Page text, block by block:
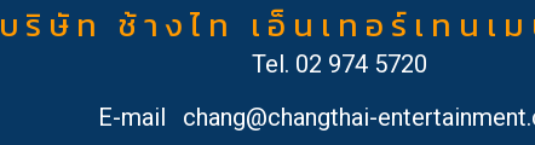
บ ริ ษั ท ช้ า ง ไ ท เ อ็ น เ ท อ ร์ เ ท น เ
Tel. 02 974 5720
E-mail
chang@changthai-